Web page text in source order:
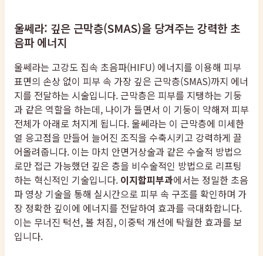
울쎄라: 깊은 근막층(SMAS)을 당겨주는 강력한 초
음파 에너지
울쎄라는 고강도 집속 초음파(HIFU) 에너지를 이용해 피부
표면의 손상 없이 피부 속 가장 깊은 근막층(SMAS)까지 에너
지를 전달하는 시술입니다. 근막층은 피부를 지탱하는 기둥
과 같은 역할을 하는데, 나이가 들면서 이 기둥이 약해져 피부
전체가 아래로 처지게 됩니다. 울쎄라는 이 근막층에 미세한
열 응고점을 만들어 늘어진 조직을 수축시키고 강력하게 끌
어올려줍니다. 이는 마치 안면거상술과 같은 수술적 방법으
로만 접근 가능했던 깊은 층을 비수술적인 방법으로 리프팅
하는 혁신적인 기술입니다. 이지함피부과에서는 정밀한 초음
파 영상 기술을 통해 실시간으로 피부 속 구조를 확인하며 가
장 정확한 깊이에 에너지를 전달하여 효과를 극대화합니다.
이는 무너진 턱선, 볼 처짐, 이중턱 개선에 탁월한 효과를 보
입니다.